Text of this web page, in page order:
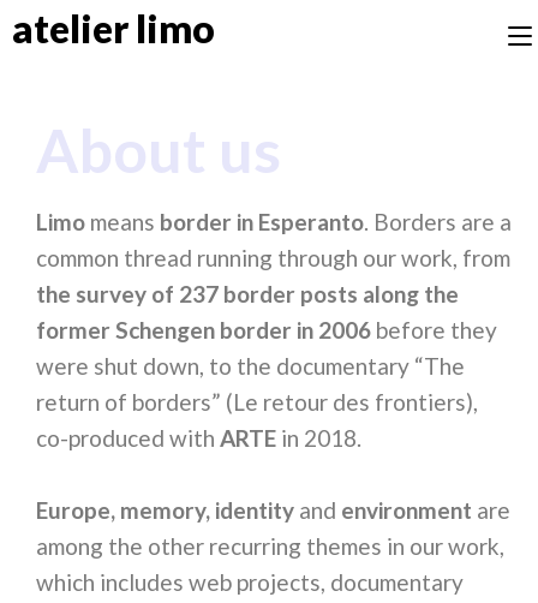
atelier limo
About us
Limo means border in Esperanto. Borders are a
common thread running through our work, from
the survey of 237 border posts along the
former Schengen border in 2006 before they
were shut down, to the documentary “The
return of borders” (Le retour des frontiers),
co-produced with ARTE in 2018.
Europe, memory, identity and environment are
among the other recurring themes in our work,
which includes web projects, documentary